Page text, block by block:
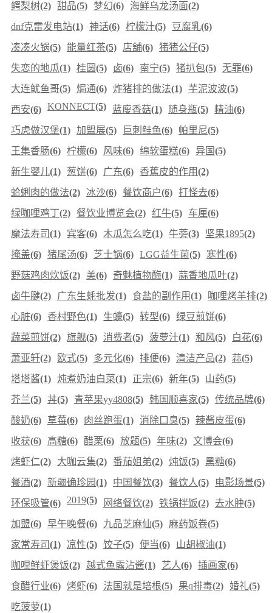
鳄梨树(2) 甜品(5) 梦幻(6) 海鲜乌龙汤面(2)
dnf克雷发电站(1) 神话(6) 柠檬汁(5) 豆腐乳(6)
凑凑火锅(5) 能量红茶(5) 店舖(6) 猪猪公仔(5)
失恋的地瓜(1) 桂圆(5) 卤(6) 南宁(5) 猪扒包(5) 无罪(6)
大连鱿鱼哥(5) 焗通(6) 炸猪排的做法(1) 芋泥波波(5)
西安(6) KONNECT(5) 蓝廋香菇(1) 随身瓶(5) 精油(6)
巧虎做汉堡(1) 加盟展(5) 巨刺鲑鱼(6) 帕里尼(5)
王集香肠(6) 柠檬(6) 风味(6) 绵软蛋糕(6) 异国(5)
新生婴儿(1) 葱饼(6) 广东(6) 香蕉皮的作用(2)
蛤蜊肉的做法(2) 冰沙(6) 餐饮商户(6) 打怪去(6)
绿咖哩鸡丁(2) 餐饮业博览会(2) 红牛(5) 车厘(6)
魔法寿司(1) 宾客(6) 木瓜怎么吃(1) 牛蒡(3) 坚果1895(2)
掩盖(6) 猪尾汤(6) 芝士锅(6) LGG益生菌(5) 寒性(6)
野菇鸡肉炊饭(2) 美(6) 奇魅植物酶(1) 蒜香地瓜叶(2)
卤牛腱(2) 广东生蚝批发(1) 食盐的副作用(1) 咖哩烤羊排(2)
心脏(6) 香村野色(1) 生蠔(5) 转型(6) 绿豆煎饼(6)
蔬菜煎饼(2) 旗舰(5) 消费者(5) 菠萝汁(1) 和风(5) 白花(6)
萧亚轩(2) 欧式(5) 多元化(6) 排便(6) 清洁产品(2) 蒜(5)
塔塔酱(1) 炖煮奶油白菜(1) 正宗(6) 新年(5) 山药(5)
芥兰(5) 丼(5) 青苹果yy4808(5) 韩国顺喜家(5) 传统品牌(6)
酸奶(6) 草莓(6) 肉丝跑蛋(1) 消除口臭(5) 辣酱皮蛋(6)
收获(6) 高糖(6) 醋栗(6) 放题(5) 年味(2) 文博会(6)
烤虾仁(2) 大咖云集(2) 番茄姐弟(2) 炖饭(5) 黑糖(6)
餐酒(2) 新疆确珍园(1) 中国餐饮(3) 餐饮人(5) 电影场景(5)
环保吸管(6) 2019(5) 网络餐饮(2) 铁锅拌饭(2) 去水肿(5)
加盟(6) 早午晚餐(6) 九品芝麻仙(5) 麻药饭卷(5)
家常寿司(1) 凉性(5) 饺子(5) 便当(6) 山胡椒油(1)
咖哩鲜虾煲饭(2) 越式鱼露沾酱(1) 艺人(6) 插画家(6)
食醋行业(6) 烤虾(6) 法国就是培根(5) 果q排毒(2) 婚礼(5)
吃菠萝(1)